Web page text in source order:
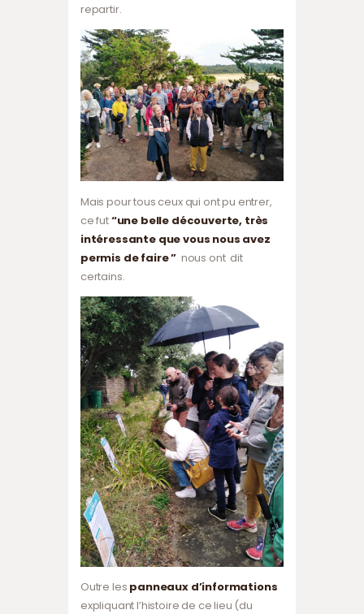
repartir.
Mais pour tous ceux qui ont pu entrer,
ce fut“une belle découverte, très
intéressante que vous nous avez
permis de faire ” nous ont dit
certains.
Outre les panneaux d’informations
expliquant l’histoire de ce lieu (du